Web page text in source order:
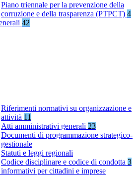
Piano triennale per la prevenzione della
corruzione e della trasparenza (PTPCT) 4
42
Riferimenti normativi su organizzazione e
attività 11
Atti amministrativi generali 23
Documenti di programmazione strategico-
gestionale
Statuti e leggi regionali
Codice disciplinare e codice di condotta 3
per cittadini e imprese